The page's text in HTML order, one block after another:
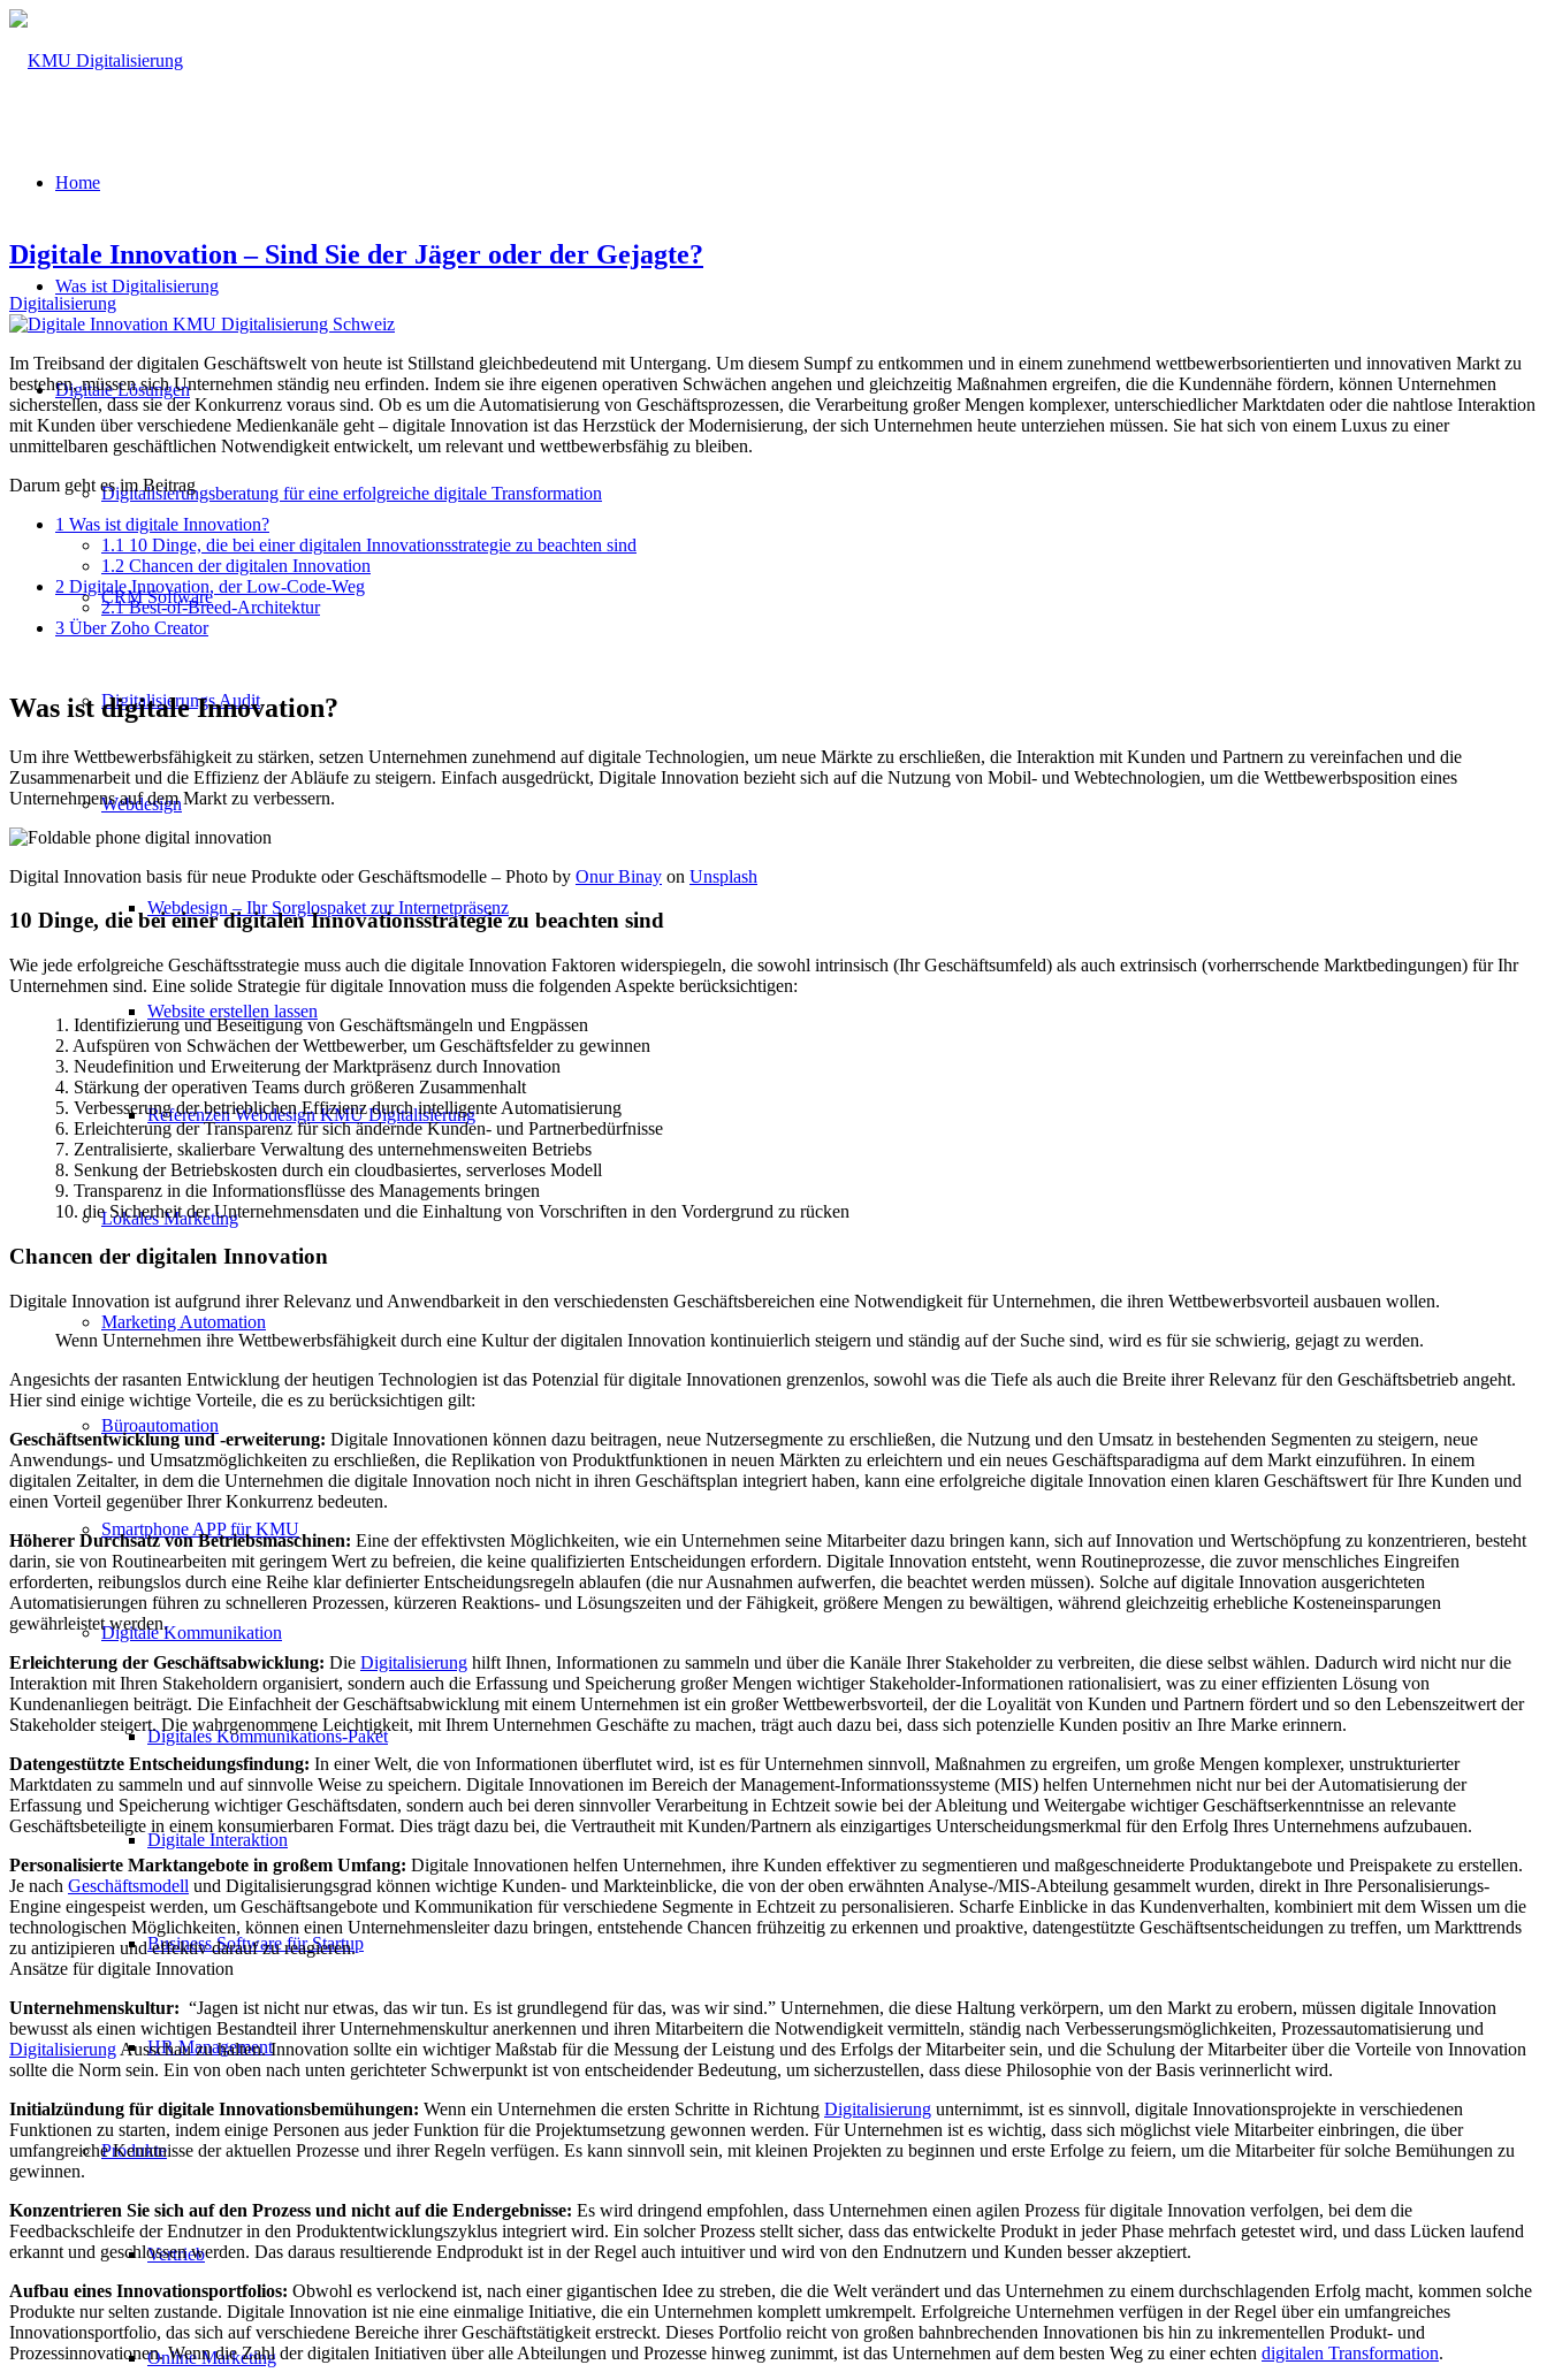
Home
Was ist Digitalisierung
Digitale Lösungen
Digitalisierungsberatung für eine erfolgreiche digitale Transformation
CRM Software
Digitalisierungs Audit
Webdesign
Webdesign – Ihr Sorglospaket zur Internetpräsenz
Website erstellen lassen
Referenzen Webdesign KMU Digitalisierung
Lokales Marketing
Marketing Automation
Büroautomation
Smartphone APP für KMU
Digitale Kommunikation
Digitales Kommunikations-Paket
Digitale Interaktion
Business Software für Startup
HR Management
Produkte
Vertrieb
Online Marketing
Digitale Innovation – Sind Sie der Jäger oder der Gejagte?
Digitalisierung
Im Treibsand der digitalen Geschäftswelt von heute ist Stillstand gleichbedeutend mit Untergang. Um diesem Sumpf zu entkommen und in einem zunehmend wettbewerbsorientierten und innovativen Markt zu
bestehen, müssen sich Unternehmen ständig neu erfinden. Indem sie ihre eigenen operativen Schwächen angehen und gleichzeitig Maßnahmen ergreifen, die die Kundennähe fördern, können Unternehmen
sicherstellen, dass sie der Konkurrenz voraus sind. Ob es um die Automatisierung von Geschäftsprozessen, die Verarbeitung großer Mengen komplexer, unterschiedlicher Marktdaten oder die nahtlose Interaktion
mit Kunden über verschiedene Medienkanäle geht – digitale Innovation ist das Herzstück der Modernisierung, der sich Unternehmen heute unterziehen müssen. Sie hat sich von einem Luxus zu einer
unmittelbaren geschäftlichen Notwendigkeit entwickelt, um relevant und wettbewerbsfähig zu bleiben.
Darum geht es im Beitrag
1 Was ist digitale Innovation?
1.1 10 Dinge, die bei einer digitalen Innovationsstrategie zu beachten sind
1.2 Chancen der digitalen Innovation
2 Digitale Innovation, der Low-Code-Weg
2.1Best-of-Breed-Architektur
3 Über Zoho Creator
Was ist digitale Innovation?
Um ihre Wettbewerbsfähigkeit zu stärken, setzen Unternehmen zunehmend auf digitale Technologien, um neue Märkte zu erschließen, die Interaktion mit Kunden und Partnern zu vereinfachen und die
Zusammenarbeit und die Effizienz der Abläufe zu steigern. Einfach ausgedrückt, Digitale Innovation bezieht sich auf die Nutzung von Mobil- und Webtechnologien, um die Wettbewerbsposition eines
Unternehmens auf dem Markt zu verbessern.
Digital Innovation basis für neue Produkte oder Geschäftsmodelle – Photo by Onur Binay on Unsplash
10 Dinge, die bei einer digitalen Innovationsstrategie zu beachten sind
Wie jede erfolgreiche Geschäftsstrategie muss auch die digitale Innovation Faktoren widerspiegeln, die sowohl intrinsisch (Ihr Geschäftsumfeld) als auch extrinsisch (vorherrschende Marktbedingungen) für Ihr
Unternehmen sind. Eine solide Strategie für digitale Innovation muss die folgenden Aspekte berücksichtigen:
1. Identifizierung und Beseitigung von Geschäftsmängeln und Engpässen
2. Aufspüren von Schwächen der Wettbewerber, um Geschäftsfelder zu gewinnen
3. Neudefinition und Erweiterung der Marktpräsenz durch Innovation
4. Stärkung der operativen Teams durch größeren Zusammenhalt
5. Verbesserung der betrieblichen Effizienz durch intelligente Automatisierung
6. Erleichterung der Transparenz für sich ändernde Kunden- und Partnerbedürfnisse
7. Zentralisierte, skalierbare Verwaltung des unternehmensweiten Betriebs
8. Senkung der Betriebskosten durch ein cloudbasiertes, serverloses Modell
9. Transparenz in die Informationsflüsse des Managements bringen
10. die Sicherheit der Unternehmensdaten und die Einhaltung von Vorschriften in den Vordergrund zu rücken
Chancen der digitalen Innovation
Digitale Innovation ist aufgrund ihrer Relevanz und Anwendbarkeit in den verschiedensten Geschäftsbereichen eine Notwendigkeit für Unternehmen, die ihren Wettbewerbsvorteil ausbauen wollen.
Wenn Unternehmen ihre Wettbewerbsfähigkeit durch eine Kultur der digitalen Innovation kontinuierlich steigern und ständig auf der Suche sind, wird es für sie schwierig, gejagt zu werden.
Angesichts der rasanten Entwicklung der heutigen Technologien ist das Potenzial für digitale Innovationen grenzenlos, sowohl was die Tiefe als auch die Breite ihrer Relevanz für den Geschäftsbetrieb angeht.
Hier sind einige wichtige Vorteile, die es zu berücksichtigen gilt:
Geschäftsentwicklung und -erweiterung: Digitale Innovationen können dazu beitragen, neue Nutzersegmente zu erschließen, die Nutzung und den Umsatz in bestehenden Segmenten zu steigern, neue
Anwendungs- und Umsatzmöglichkeiten zu erschließen, die Replikation von Produktfunktionen in neuen Märkten zu erleichtern und ein neues Geschäftsparadigma auf dem Markt einzuführen. In einem
digitalen Zeitalter, in dem die Unternehmen die digitale Innovation noch nicht in ihren Geschäftsplan integriert haben, kann eine erfolgreiche digitale Innovation einen klaren Geschäftswert für Ihre Kunden und
einen Vorteil gegenüber Ihrer Konkurrenz bedeuten.
Höherer Durchsatz von Betriebsmaschinen: Eine der effektivsten Möglichkeiten, wie ein Unternehmen seine Mitarbeiter dazu bringen kann, sich auf Innovation und Wertschöpfung zu konzentrieren, besteht
darin, sie von Routinearbeiten mit geringem Wert zu befreien, die keine qualifizierten Entscheidungen erfordern. Digitale Innovation entsteht, wenn Routineprozesse, die zuvor menschliches Eingreifen
erforderten, reibungslos durch eine Reihe klar definierter Entscheidungsregeln ablaufen (die nur Ausnahmen aufwerfen, die beachtet werden müssen). Solche auf digitale Innovation ausgerichteten
Automatisierungen führen zu schnelleren Prozessen, kürzeren Reaktions- und Lösungszeiten und der Fähigkeit, größere Mengen zu bewältigen, während gleichzeitig erhebliche Kosteneinsparungen
gewährleistet werden.
Erleichterung der Geschäftsabwicklung: Die Digitalisierung hilft Ihnen, Informationen zu sammeln und über die Kanäle Ihrer Stakeholder zu verbreiten, die diese selbst wählen. Dadurch wird nicht nur die
Interaktion mit Ihren Stakeholdern organisiert, sondern auch die Erfassung und Speicherung großer Mengen wichtiger Stakeholder-Informationen rationalisiert, was zu einer effizienten Lösung von
Kundenanliegen beiträgt. Die Einfachheit der Geschäftsabwicklung mit einem Unternehmen ist ein großer Wettbewerbsvorteil, der die Loyalität von Kunden und Partnern fördert und so den Lebenszeitwert der
Stakeholder steigert. Die wahrgenommene Leichtigkeit, mit Ihrem Unternehmen Geschäfte zu machen, trägt auch dazu bei, dass sich potenzielle Kunden positiv an Ihre Marke erinnern.
Datengestützte Entscheidungsfindung: In einer Welt, die von Informationen überflutet wird, ist es für Unternehmen sinnvoll, Maßnahmen zu ergreifen, um große Mengen komplexer, unstrukturierter
Marktdaten zu sammeln und auf sinnvolle Weise zu speichern. Digitale Innovationen im Bereich der Management-Informationssysteme (MIS) helfen Unternehmen nicht nur bei der Automatisierung der
Erfassung und Speicherung wichtiger Geschäftsdaten, sondern auch bei deren sinnvoller Verarbeitung in Echtzeit sowie bei der Ableitung und Weitergabe wichtiger Geschäftserkenntnisse an relevante
Geschäftsbeteiligte in einem konsumierbaren Format. Dies trägt dazu bei, die Vertrautheit mit Kunden/Partnern als einzigartiges Unterscheidungsmerkmal für den Erfolg Ihres Unternehmens aufzubauen.
Personalisierte Marktangebote in großem Umfang: Digitale Innovationen helfen Unternehmen, ihre Kunden effektiver zu segmentieren und maßgeschneiderte Produktangebote und Preispakete zu erstellen.
Je nach Geschäftsmodell und Digitalisierungsgrad können wichtige Kunden- und Markteinblicke, die von der oben erwähnten Analyse-/MIS-Abteilung gesammelt wurden, direkt in Ihre Personalisierungs-
Engine eingespeist werden, um Geschäftsangebote und Kommunikation für verschiedene Segmente in Echtzeit zu personalisieren. Scharfe Einblicke in das Kundenverhalten, kombiniert mit dem Wissen um die
technologischen Möglichkeiten, können einen Unternehmensleiter dazu bringen, entstehende Chancen frühzeitig zu erkennen und proaktive, datengestützte Geschäftsentscheidungen zu treffen, um Markttrends
zu antizipieren und effektiv darauf zu reagieren.
Ansätze für digitale Innovation
Unternehmenskultur: “Jagen ist nicht nur etwas, das wir tun. Es ist grundlegend für das, was wir sind.” Unternehmen, die diese Haltung verkörpern, um den Markt zu erobern, müssen digitale Innovation
bewusst als einen wichtigen Bestandteil ihrer Unternehmenskultur anerkennen und ihren Mitarbeitern die Notwendigkeit vermitteln, ständig nach Verbesserungsmöglichkeiten, Prozessautomatisierung und
Digitalisierung Ausschau zu halten. Innovation sollte ein wichtiger Maßstab für die Messung der Leistung und des Erfolgs der Mitarbeiter sein, und die Schulung der Mitarbeiter über die Vorteile von Innovation
sollte die Norm sein. Ein von oben nach unten gerichteter Schwerpunkt ist von entscheidender Bedeutung, um sicherzustellen, dass diese Philosophie von der Basis verinnerlicht wird.
Initialzündung für digitale Innovationsbemühungen: Wenn ein Unternehmen die ersten Schritte in Richtung Digitalisierung unternimmt, ist es sinnvoll, digitale Innovationsprojekte in verschiedenen
Funktionen zu starten, indem einige Personen aus jeder Funktion für die Projektumsetzung gewonnen werden. Für Unternehmen ist es wichtig, dass sich möglichst viele Mitarbeiter einbringen, die über
umfangreiche Kenntnisse der aktuellen Prozesse und ihrer Regeln verfügen. Es kann sinnvoll sein, mit kleinen Projekten zu beginnen und erste Erfolge zu feiern, um die Mitarbeiter für solche Bemühungen zu
gewinnen.
Konzentrieren Sie sich auf den Prozess und nicht auf die Endergebnisse: Es wird dringend empfohlen, dass Unternehmen einen agilen Prozess für digitale Innovation verfolgen, bei dem die
Feedbackschleife der Endnutzer in den Produktentwicklungszyklus integriert wird. Ein solcher Prozess stellt sicher, dass das entwickelte Produkt in jeder Phase mehrfach getestet wird, und dass Lücken laufend
erkannt und geschlossen werden. Das daraus resultierende Endprodukt ist in der Regel auch intuitiver und wird von den Endnutzern und Kunden besser akzeptiert.
Aufbau eines Innovationsportfolios: Obwohl es verlockend ist, nach einer gigantischen Idee zu streben, die die Welt verändert und das Unternehmen zu einem durchschlagenden Erfolg macht, kommen solche
Produkte nur selten zustande. Digitale Innovation ist nie eine einmalige Initiative, die ein Unternehmen komplett umkrempelt. Erfolgreiche Unternehmen verfügen in der Regel über ein umfangreiches
Innovationsportfolio, das sich auf verschiedene Bereiche ihrer Geschäftstätigkeit erstreckt. Dieses Portfolio reicht von großen bahnbrechenden Innovationen bis hin zu inkrementellen Produkt- und
Prozessinnovationen. Wenn die Zahl der digitalen Initiativen über alle Abteilungen und Prozesse hinweg zunimmt, ist das Unternehmen auf dem besten Weg zu einer echten digitalen Transformation.